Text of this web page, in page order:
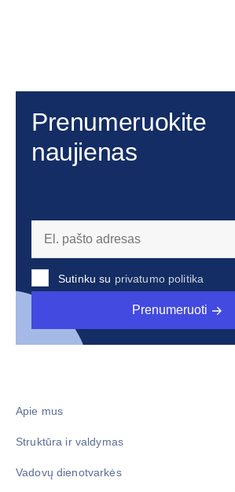
Prenumeruokite
naujienas
Sutinku su privatumo politika
Prenumeruoti
Apie mus
Struktūra ir valdymas
Vadovų dienotvarkės